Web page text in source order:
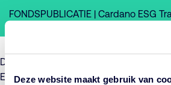
Deze website maakt gebruik van
FONDSPUBLICATIE | Cardano ESG
De Beheerder van Cardano ESG
Equity Emerging Markets, maakt hierbij